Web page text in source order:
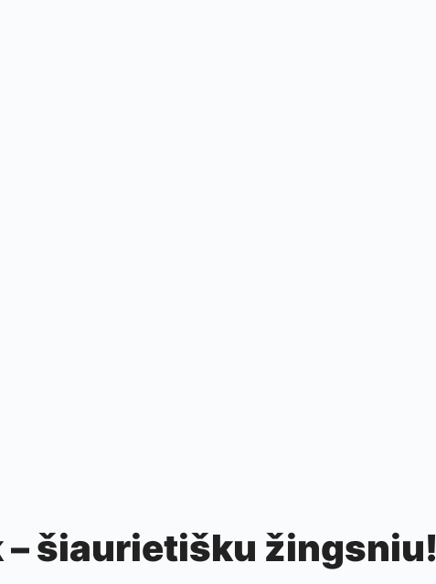
– šiaurietišku žingsniu!